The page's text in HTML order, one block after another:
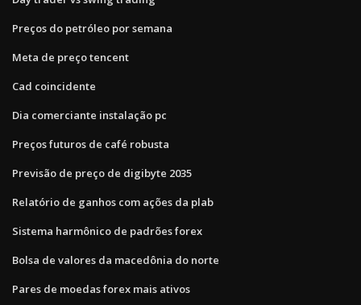
Preços do petróleo por semana
Meta de preço tencent
Cad coincidente
Dia comerciante instalação pc
Preços futuros de café robusta
Previsão de preço de digibyte 2035
Relatório de ganhos com ações da plab
Sistema harmônico de padrões forex
Bolsa de valores da macedônia do norte
Pares de moedas forex mais ativos